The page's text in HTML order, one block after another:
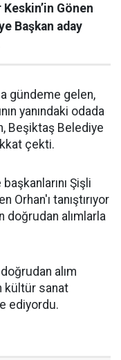
Gönen
Başkan aday
gündeme gelen,
yanındaki odada
Beşiktaş Belediye
çekti.
Şişli
tanıştırıyor
doğrudan alımlarla
alım
kültür sanat
ediyordu.